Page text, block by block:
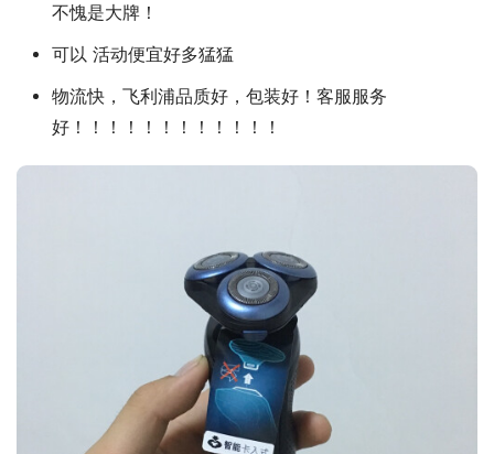
不愧是大牌！
可以 活动便宜好多猛猛
物流快，飞利浦品质好，包装好！客服服务
好！！！！！！！！！！！！